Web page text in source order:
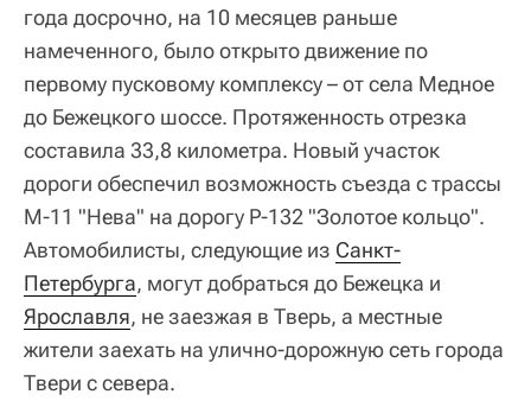
года досрочно, на 10 месяцев раньше
намеченного, было открыто движение по
первому пусковому комплексу – от села Медное
до Бежецкого шоссе. Протяженность отрезка
составила 33,8 километра. Новый участок
дороги обеспечил возможность съезда с трассы
М-11 "Нева" на дорогу Р-132 "Золотое кольцо".
Автомобилисты, следующие из Санкт-
Петербурга, могут добраться до Бежецка и
Ярославля, не заезжая в Тверь, а местные
жители заехать на улично-дорожную сеть города
Твери с севера.